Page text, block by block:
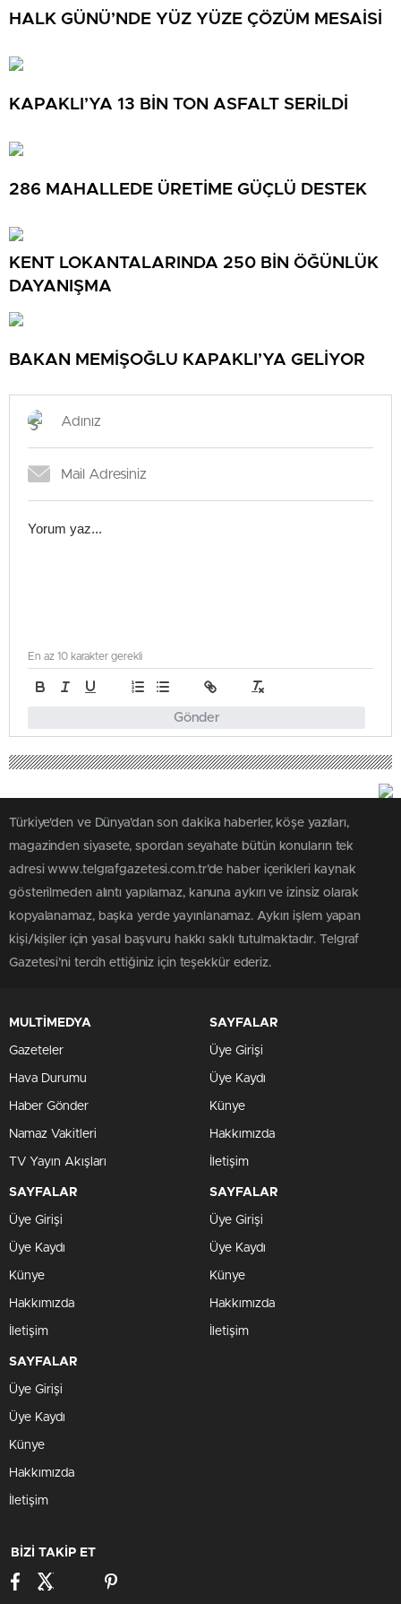
HALK GÜNÜ’NDE YÜZ YÜZE ÇÖZÜM MESAİSİ
KAPAKLI’YA 13 BİN TON ASFALT SERİLDİ
286 MAHALLEDE ÜRETİME GÜÇLÜ DESTEK
KENT LOKANTALARINDA 250 BİN ÖĞÜNLÜK
DAYANIŞMA
BAKAN MEMİŞOĞLU KAPAKLI’YA GELİYOR
Gönder
En az 10 karakter gerekli
Türkiye'den ve Dünya’dan son dakika haberler, köşe yazıları,
magazinden siyasete, spordan seyahate bütün konuların tek
adresi www.telgrafgazetesi.com.tr’de haber içerikleri kaynak
gösterilmeden alıntı yapılamaz, kanuna aykırı ve izinsiz olarak
kopyalanamaz, başka yerde yayınlanamaz. Aykırı işlem yapan
kişi/kişiler için yasal başvuru hakkı saklı tutulmaktadır. Telgraf
Gazetesi’ni tercih ettiğiniz için teşekkür ederiz.
MULTİMEDYA
Gazeteler
Hava Durumu
Haber Gönder
Namaz Vakitleri
TV Yayın Akışları
SAYFALAR
Üye Girişi
Üye Kaydı
Künye
Hakkımızda
İletişim
SAYFALAR
Üye Girişi
Üye Kaydı
Künye
Hakkımızda
İletişim
SAYFALAR
Üye Girişi
Üye Kaydı
Künye
Hakkımızda
İletişim
SAYFALAR
Üye Girişi
Üye Kaydı
Künye
Hakkımızda
İletişim
BİZİ TAKİP ET